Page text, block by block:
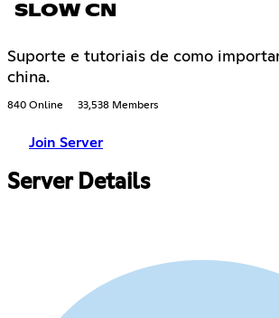
SLOW CN
Suporte e tutoriais de como
china.
840 Online 33,538 Members
Join Server
Server Details